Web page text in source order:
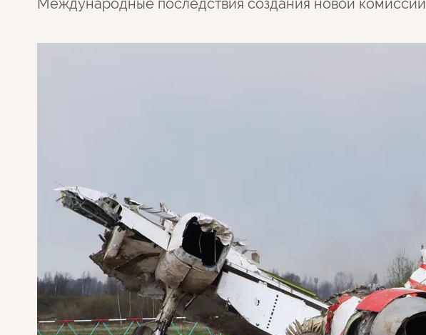
Международные последствия создания новой комиссии